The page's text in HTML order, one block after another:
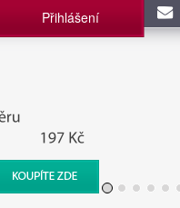
Přihlášení